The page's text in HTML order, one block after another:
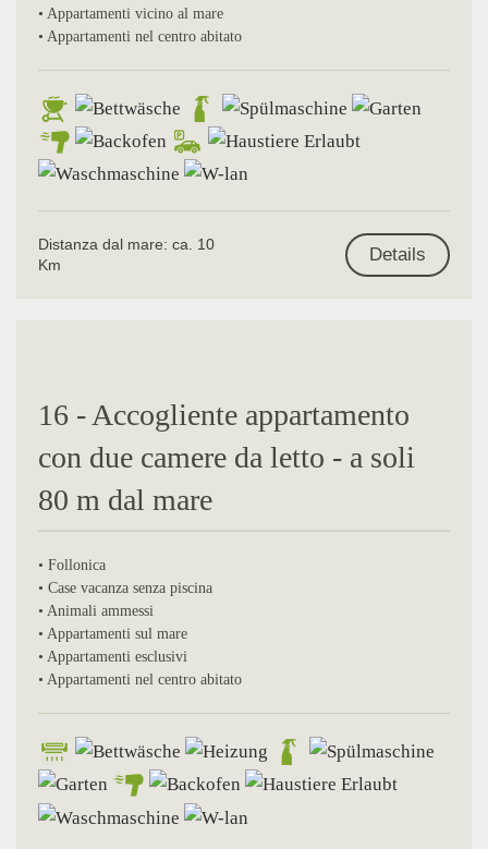
• Appartamenti vicino al mare
• Appartamenti nel centro abitato
Distanza dal mare: ca. 10
Km
Details
16 - Accogliente appartamento
con due camere da letto - a soli
80 m dal mare
• Follonica
• Case vacanza senza piscina
• Animali ammessi
• Appartamenti sul mare
• Appartamenti esclusivi
• Appartamenti nel centro abitato